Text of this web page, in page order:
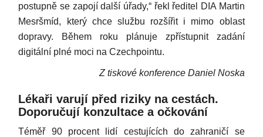
postupně se zapojí další úřady,“ řekl ředitel DIA Martin
Mesršmíd, který chce službu rozšířit i mimo oblast
dopravy. Během roku plánuje zpřístupnit zadání
digitální plné moci na Czechpointu.
Z tiskové konference Daniel Noska
Lékaři varují před riziky na cestách.
Doporučují konzultace a očkování
Téměř 90 procent lidí cestujících do zahraničí se